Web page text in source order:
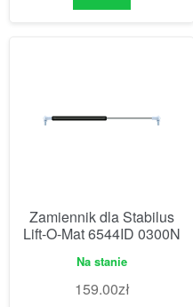
Zamiennik dla Stabilus
Lift-O-Mat 6544ID 0300N
Na stanie
159.00zł